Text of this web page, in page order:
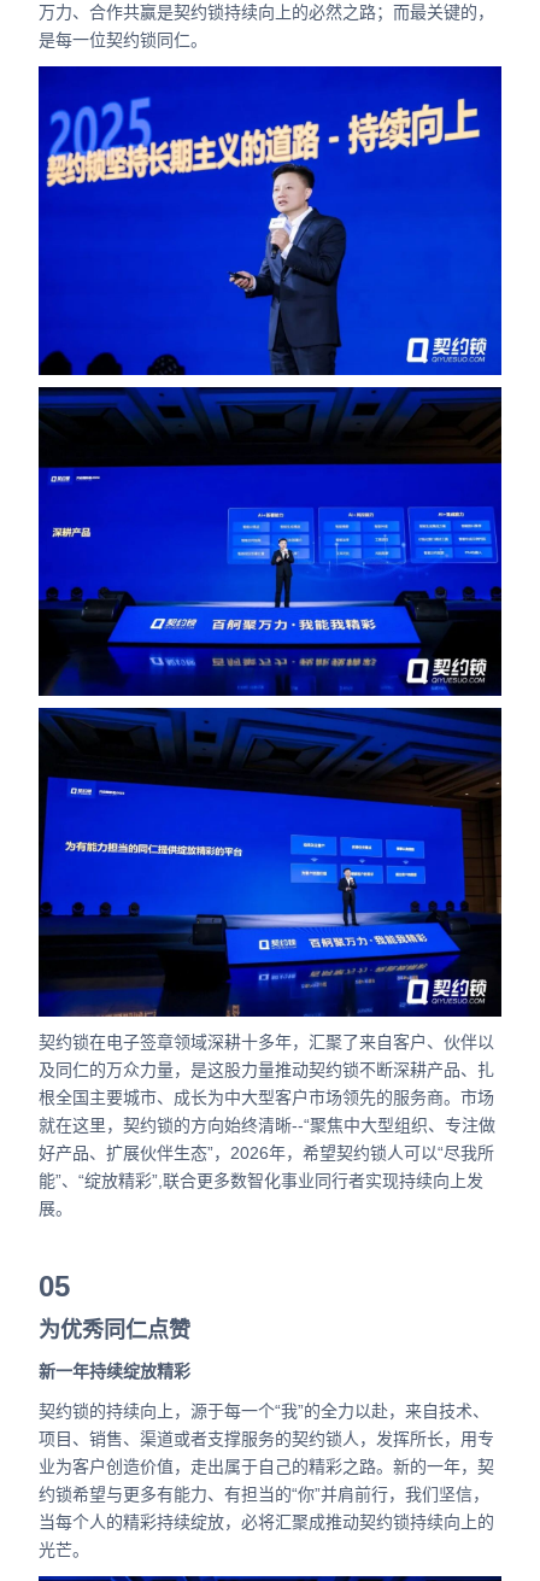
万力、合作共赢是契约锁持续向上的必然之路；而最关键的，
是每一位契约锁同仁。
契约锁在电子签章领域深耕十多年，汇聚了来自客户、伙伴以
及同仁的万众力量，是这股力量推动契约锁不断深耕产品、扎
根全国主要城市、成长为中大型客户市场领先的服务商。 市场
就在这里，契约锁的方向始终清晰--“聚焦中大型组织、专注做
好产品、扩展伙伴生态”，2026年，希望契约锁人可以“尽我所
能”、“绽放精彩”,联合更多数智化事业同行者实现持续向上发
展。
05
为优秀同仁点赞
新一年持续绽放精彩
契约锁的持续向上，源于每一个“我”的全力以赴，来自技术、
项目、销售、渠道或者支撑服务的契约锁人，发挥所长，用专
业为客户创造价值，走出属于自己的精彩之路。 新的一年，契
约锁希望与更多有能力、有担当的“你”并肩前行，我们坚信，
当每个人的精彩持续绽放，必将汇聚成推动契约锁持续向上的
光芒。